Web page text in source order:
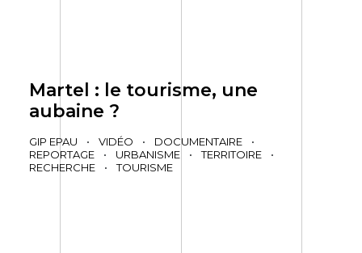
Martel : le tourisme, une
aubaine ?
GIP EPAU • VIDÉO • DOCUMENTAIRE
•
REPORTAGE
• URBANISME • TERRITOIRE
•
RECHERCHE
• TOURISME